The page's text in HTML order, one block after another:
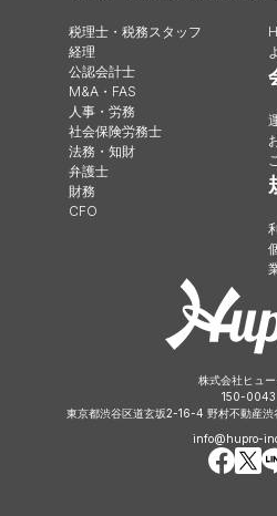
税理士・税務スタッフ
経理
公認会計士
M&A・FAS
人事・労務
社会保険労務士
法務・知財
弁護士
財務
CFO
株式会社ヒュー
150-0043
東京都渋谷区道玄坂2-16-4 野村不動産渋
info@hupro-